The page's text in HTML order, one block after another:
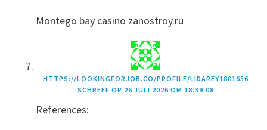
Montego bay casino zanostroy.ru
HTTPS://LOOKINGFORJOB.CO/PROFILE/LIDAREY1801656
SCHREEF OP 26 JULI 2026 OM 18:39:08
References: